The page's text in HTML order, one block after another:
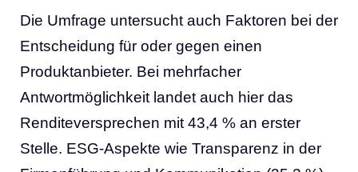
Die Umfrage untersucht auch Faktoren bei der
Entscheidung für oder gegen einen
Produktanbieter. Bei mehrfacher
Antwortmöglichkeit landet auch hier das
Renditeversprechen mit 43,4 % an erster
Stelle. ESG-Aspekte wie Transparenz in der